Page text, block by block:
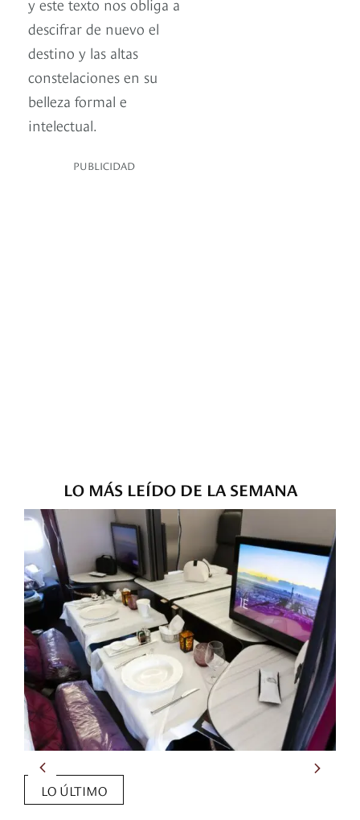
descifrar de nuevo el
destino y las altas
constelaciones en su
belleza formal e
intelectual.
PUBLICIDAD
LO MÁS LEÍDO DE LA SEMANA
LO ÚLTIMO